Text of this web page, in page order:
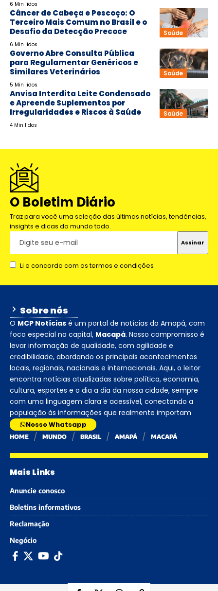
6 Min lidos
Saúde
Câncer de Cabeça e Pescoço: O
Terceiro Mais Comum no Brasil e o
Desafio da Detecção Precoce
6 Min lidos
Saúde
Governo Abre Consulta Pública
para Regulamentar Genéricos e
Similares Veterinários
5 Min lidos
Saúde
Anvisa Interdita Leite Condensado
e Apreende Suplementos por
Irregularidades e Riscos à Saúde
4 Min lidos
O Boletim Diário
Traz para você uma seleção das últimas notícias, tendências,
insights e dicas do mundo todo.
Li e concordo com os termos e condições
Sobre nós
O MCP Notícias é um portal de notícias do Amapá, com
foco especial na capital, Macapá. Nosso compromisso é
levar informação de qualidade, com agilidade e
credibilidade, abordando os principais acontecimentos
locais, regionais, nacionais e internacionais. Aqui, o leitor
encontra notícias atualizadas sobre política, economia,
cultura, esportes e o dia a dia da nossa cidade, sempre
com uma linguagem clara e acessível, conectando a
população às informações que realmente importam
Nosso Whatsapp
HOME MUNDO BRASIL AMAPÁ MACAPÁ
Mais Links
Anuncie conosco
Boletins informativos
Reclamação
Negócio